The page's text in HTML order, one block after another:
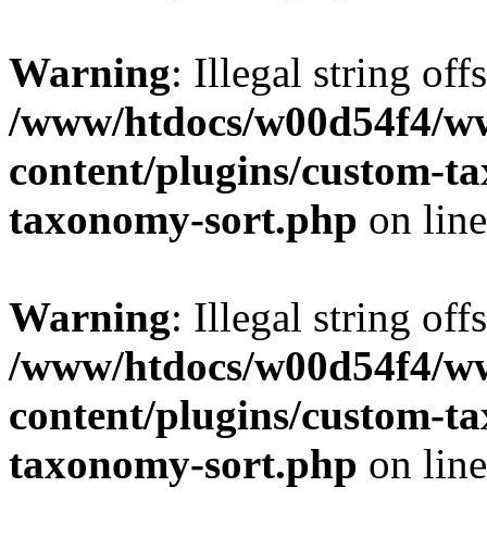
Warning: Illegal string
/www/htdocs/w00d54f4/
content/plugins/custom-
taxonomy-sort.php on
Warning: Illegal string
/www/htdocs/w00d54f4/
content/plugins/custom-
taxonomy-sort.php on